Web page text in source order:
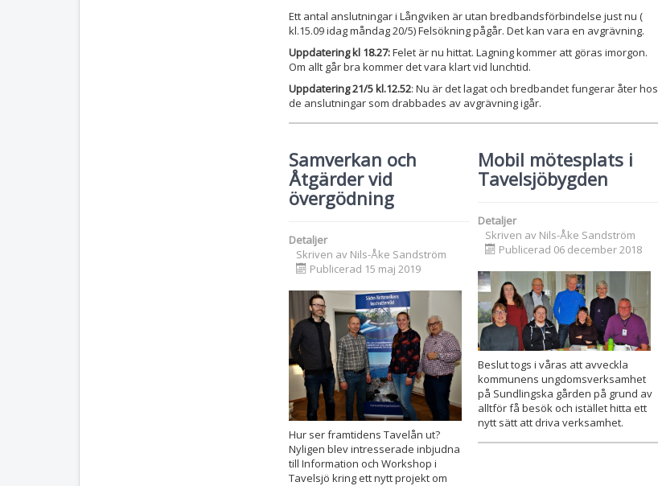
Ett antal anslutningar i Långviken är utan bredbandsförbindelse just nu (
kl.15.09 idag måndag 20/5) Felsökning pågår. Det kan vara en avgrävning.
Uppdatering kl 18.27:Felet är nu hittat. Lagning kommer att göras imorgon.
Om allt går bra kommer det vara klart vid lunchtid.
Uppdatering 21/5 kl.12.52: Nu är det lagat och bredbandet fungerar åter hos
de anslutningar som drabbades av avgrävning igår.
Samverkan och
Åtgärder vid
övergödning
Detaljer
Skriven av Nils-Åke Sandström
Publicerad 15 maj 2019
Hur ser framtidens Tavelån ut?
Nyligen blev intresserade inbjudna
till Information och Workshop i
Tavelsjö kring ett nytt projekt om
Mobil mötesplats i
Tavelsjöbygden
Detaljer
Skriven av Nils-Åke Sandström
Publicerad 06 december 2018
Beslut togs i våras att avveckla
kommunens ungdomsverksamhet
på Sundlingska gården på grund av
alltför få besök och istället hitta ett
nytt sätt att driva verksamhet.